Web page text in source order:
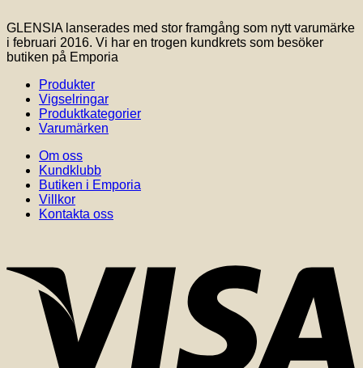
GLENSIA lanserades med stor framgång som nytt varumärke
i februari 2016. Vi har en trogen kundkrets som besöker
butiken på Emporia
Produkter
Vigselringar
Produktkategorier
Varumärken
Om oss
Kundklubb
Butiken i Emporia
Villkor
Kontakta oss